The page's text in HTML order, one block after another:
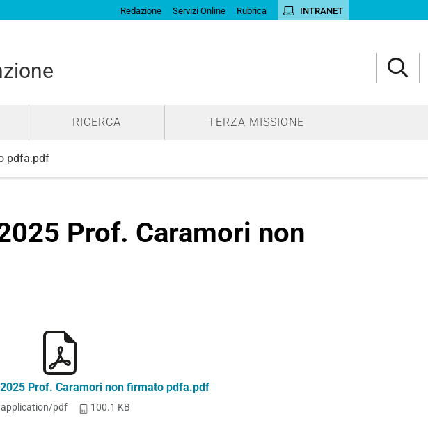
Redazione Servizi Online Rubrica INTRANET
RICERCA TERZA MISSIONE
pdfa.pdf
Prof. Caramori non
Prof. Caramori non firmato pdfa.pdf
application/pdf 100.1 KB